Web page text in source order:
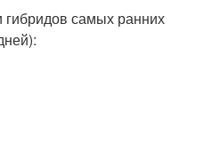
гибридов самых ранних